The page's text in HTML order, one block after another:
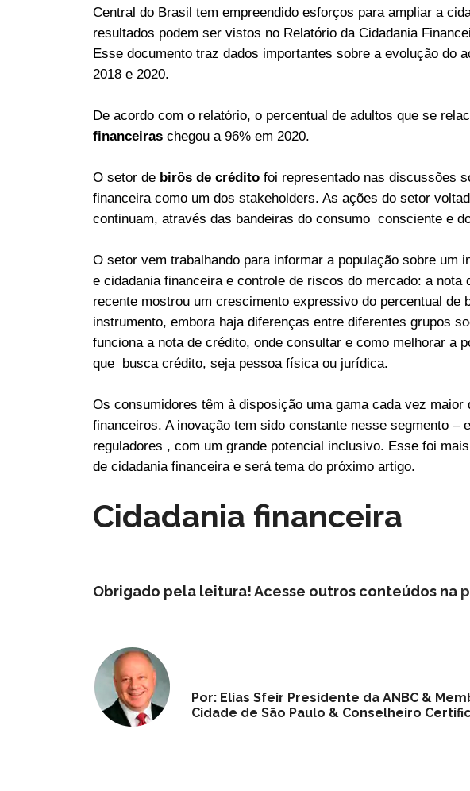
Central do Brasil tem empreendido esforços para ampliar a
resultados podem ser vistos no Relatório da Cidadania
Esse documento traz dados importantes sobre a evolução do
2018 e 2020.
De acordo com o relatório, o percentual de adultos que se
financeiras chegou a 96% em 2020.
O setor de birôs de crédito foi representado nas discussões
financeira como um dos stakeholders. As ações do setor
continuam, através das bandeiras do consumo consciente e
O setor vem trabalhando para informar a população sobre um
e cidadania financeira e controle de riscos do mercado: a nota
recente mostrou um crescimento expressivo do percentual de
instrumento, embora haja diferenças entre diferentes grupos
funciona a nota de crédito, onde consultar e como melhorar a
que busca crédito, seja pessoa física ou jurídica.
Os consumidores têm à disposição uma gama cada vez maior
financeiros. A inovação tem sido constante nesse segmento –
reguladores , com um grande potencial inclusivo. Esse foi
de cidadania financeira e será tema do próximo artigo.
Cidadania financeira
Obrigado pela leitura! Acesse outros conteúdos na
Por: Elias Sfeir Presidente da ANBC &
Cidade de São Paulo & Conselheiro